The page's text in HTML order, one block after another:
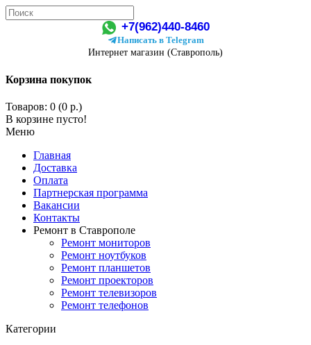
+7(962)440-8460
Написать в Telegram
Интернет магазин (Ставрополь)
Корзина покупок
Товаров: 0 (0 р.)
В корзине пусто!
Меню
Главная
Доставка
Оплата
Партнерская программа
Вакансии
Контакты
Ремонт в Ставрополе
Ремонт мониторов
Ремонт ноутбуков
Ремонт планшетов
Ремонт проекторов
Ремонт телевизоров
Ремонт телефонов
Категории